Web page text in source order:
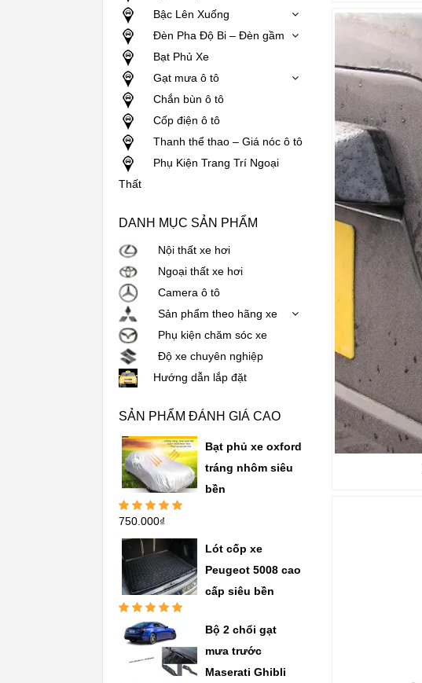
Bậc Lên Xuống
Đèn Pha Độ Bi – Đèn gầm
Bạt Phủ Xe
Gạt mưa ô tô
Chắn bùn ô tô
Cốp điện ô tô
Thanh thể thao – Giá nóc ô tô
Phụ Kiện Trang Trí Ngoại
Thất
DANH MỤC SẢN PHẨM
Nội thất xe hơi
Ngoại thất xe hơi
Camera ô tô
Sản phẩm theo hãng xe
Phụ kiện chăm sóc xe
Độ xe chuyên nghiệp
Hướng dẫn lắp đặt
SẢN PHẨM ĐÁNH GIÁ CAO
Bạt phủ xe oxford
tráng nhôm siêu
bền
Được xếp
sao
750.000₫
Lót cốp xe
Peugeot 5008 cao
cấp siêu bền
Được xếp
hạng5.005
sao
Bộ 2 chổi gạt
mưa trước
Maserati Ghibli